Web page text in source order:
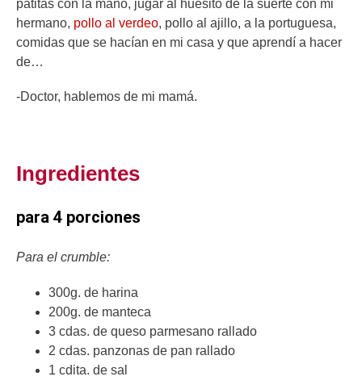
patitas con la mano, jugar al huesito de la suerte con mi
hermano, pollo al verdeo, pollo al ajillo, a la portuguesa,
comidas que se hacían en mi casa y que aprendí a hacer
de…
-Doctor, hablemos de mi mamá.
Ingredientes
para 4 porciones
Para el crumble:
300g. de harina
200g. de manteca
3 cdas. de queso parmesano rallado
2 cdas. panzonas de pan rallado
1 cdita. de sal